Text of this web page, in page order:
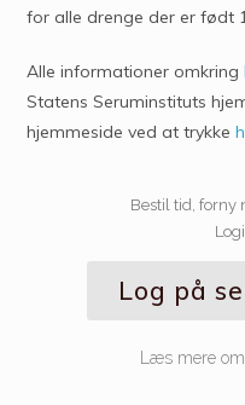
for alle drenge der er født
Alle informationer omkring
Statens Seruminstituts
hjemmeside ved at trykke
Bestil tid, forny
Log på
Læs mere